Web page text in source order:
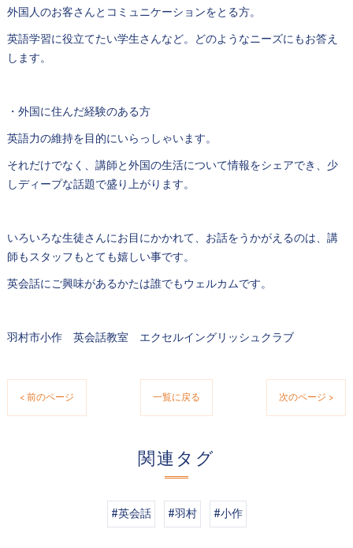
外国人のお客さんとコミュニケーションをとる方。
英語学習に役立てたい学生さんなど。どのようなニーズにもお答え
します。
・外国に住んだ経験のある方
英語力の維持を目的にいらっしゃいます。
それだけでなく、講師と外国の生活について情報をシェアでき、少
しディープな話題で盛り上がります。
いろいろな生徒さんにお目にかかれて、お話をうかがえるのは、講
師もスタッフもとても嬉しい事です。
英会話にご興味があるかたは誰でもウェルカムです。
羽村市小作 英会話教室 エクセルイングリッシュクラブ
< 前のページ 一覧に戻る 次のページ >
関連タグ
#英会話 #羽村 #小作